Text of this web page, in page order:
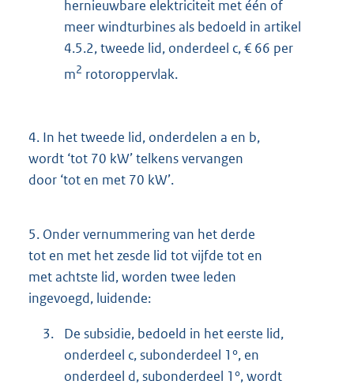
hernieuwbare elektriciteit met één of
meer windturbines als bedoeld in artikel
4.5.2, tweede lid, onderdeel c, € 66 per
m2 rotoroppervlak.
4. In het tweede lid, onderdelen a en b,
wordt ‘tot 70 kW’ telkens vervangen
door ‘tot en met 70 kW’.
5. Onder vernummering van het derde
tot en met het zesde lid tot vijfde tot en
met achtste lid, worden twee leden
ingevoegd, luidende:
3.
De subsidie, bedoeld in het eerste lid,
onderdeel c, subonderdeel 1°, en
onderdeel d, subonderdeel 1°, wordt